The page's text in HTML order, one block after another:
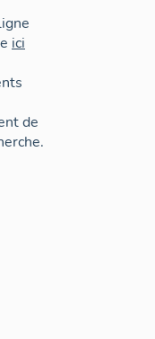
ici
de